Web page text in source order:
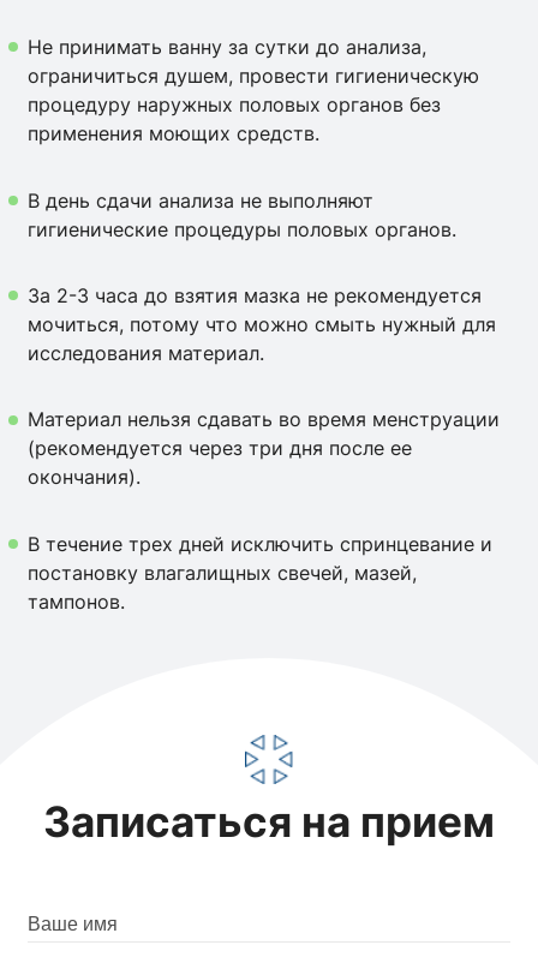
Не принимать ванну за сутки до анализа,
ограничиться душем, провести гигиеническую
процедуру наружных половых органов без
применения моющих средств.
В день сдачи анализа не выполняют
гигиенические процедуры половых органов.
За 2-3 часа до взятия мазка не рекомендуется
мочиться, потому что можно смыть нужный для
исследования материал.
Материал нельзя сдавать во время менструации
(рекомендуется через три дня после ее
окончания).
В течение трех дней исключить спринцевание и
постановку влагалищных свечей, мазей,
тампонов.
Записаться на прием